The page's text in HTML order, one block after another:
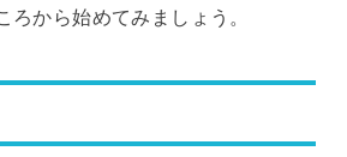
から始めてみましょう。